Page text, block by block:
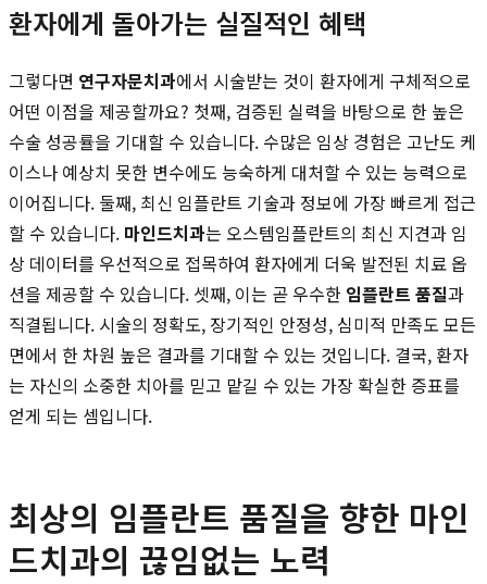
환자에게 돌아가는 실질적인 혜택
그렇다면 연구자문치과에서 시술받는 것이 환자에게 구체적으로
어떤 이점을 제공할까요? 첫째, 검증된 실력을 바탕으로 한 높은
수술 성공률을 기대할 수 있습니다. 수많은 임상 경험은 고난도 케
이스나 예상치 못한 변수에도 능숙하게 대처할 수 있는 능력으로
이어집니다. 둘째, 최신 임플란트 기술과 정보에 가장 빠르게 접근
할 수 있습니다. 마인드치과는 오스템임플란트의 최신 지견과 임
상 데이터를 우선적으로 접목하여 환자에게 더욱 발전된 치료 옵
션을 제공할 수 있습니다. 셋째, 이는 곧 우수한 임플란트 품질과
직결됩니다. 시술의 정확도, 장기적인 안정성, 심미적 만족도 모든
면에서 한 차원 높은 결과를 기대할 수 있는 것입니다. 결국, 환자
는 자신의 소중한 치아를 믿고 맡길 수 있는 가장 확실한 증표를
얻게 되는 셈입니다.
최상의 임플란트 품질을 향한 마인
드치과의 끊임없는 노력